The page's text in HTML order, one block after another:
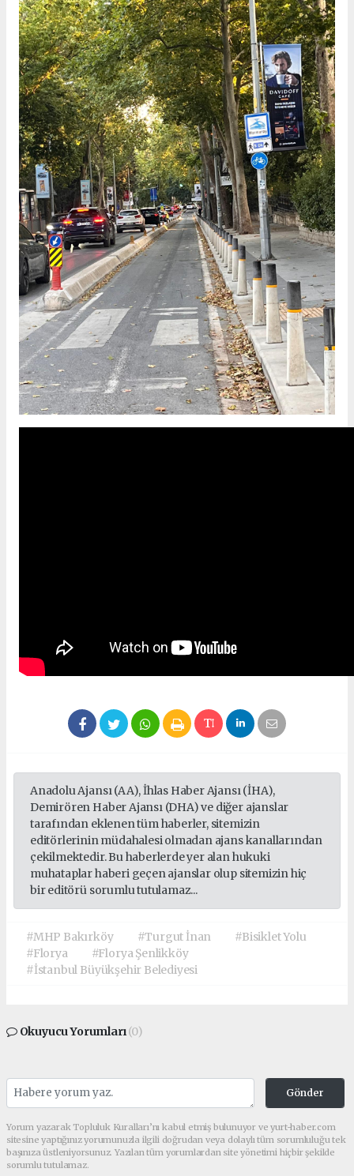
Anadolu Ajansı (AA), İhlas Haber Ajansı (İHA),
Demirören Haber Ajansı (DHA) ve diğer ajanslar
tarafından eklenen tüm haberler, sitemizin
editörlerinin müdahalesi olmadan ajans kanallarından
çekilmektedir. Bu haberlerde yer alan hukuki
muhataplar haberi geçen ajanslar olup sitemizin hiç
bir editörü sorumlu tutulamaz...
#MHP Bakırköy #Turgut İnan
#Bisiklet Yolu
#Florya
#Florya Şenlikköy
#İstanbul Büyükşehir Belediyesi
Okuyucu Yorumları(0)
Gönder
Yorum yazarak Topluluk Kuralları’nı kabul etmiş bulunuyor ve yurt-haber.com
sitesine yaptığınız yorumunuzla ilgili doğrudan veya dolaylı tüm sorumluluğu tek
başınıza üstleniyorsunuz. Yazılan tüm yorumlardan site yönetimi hiçbir şekilde
sorumlu tutulamaz.